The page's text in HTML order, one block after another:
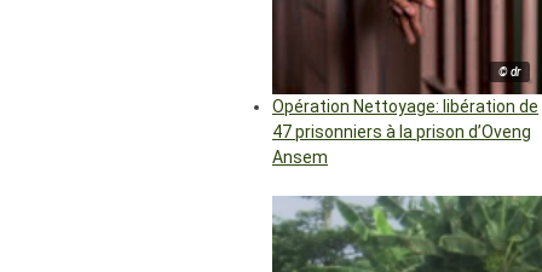
© dr
Opération Nettoyage: libération de
47 prisonniers à la prison d’Oveng
Ansem